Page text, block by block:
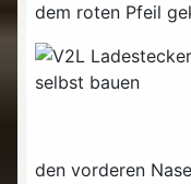
dem roten Pfeil
den vorderen